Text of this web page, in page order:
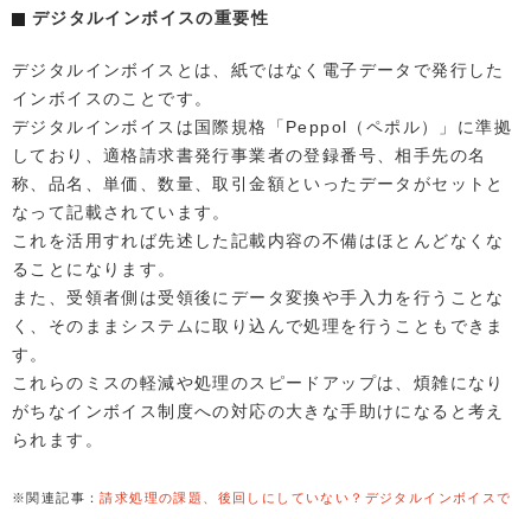
デジタルインボイスの重要性
デジタルインボイスとは、紙ではなく電子データで発行した
インボイスのことです。
デジタルインボイスは国際規格「Peppol（ペポル）」に準拠
しており、適格請求書発行事業者の登録番号、相手先の名
称、品名、単価、数量、取引金額といったデータがセットと
なって記載されています。
これを活用すれば先述した記載内容の不備はほとんどなくな
ることになります。
また、受領者側は受領後にデータ変換や手入力を行うことな
く、そのままシステムに取り込んで処理を行うこともできま
す。
これらのミスの軽減や処理のスピードアップは、煩雑になり
がちなインボイス制度への対応の大きな手助けになると考え
られます。
※関連記事：請求処理の課題、後回しにしていない？デジタルインボイスで